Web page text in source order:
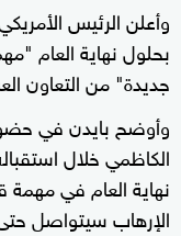
وأعلن الرئيس
بحلول نهاية العام
جديدة" من التعاون
وأوضح بايدن في
الكاظمي خلال
نهاية العام في مهمة
الإرهاب سيتواصل